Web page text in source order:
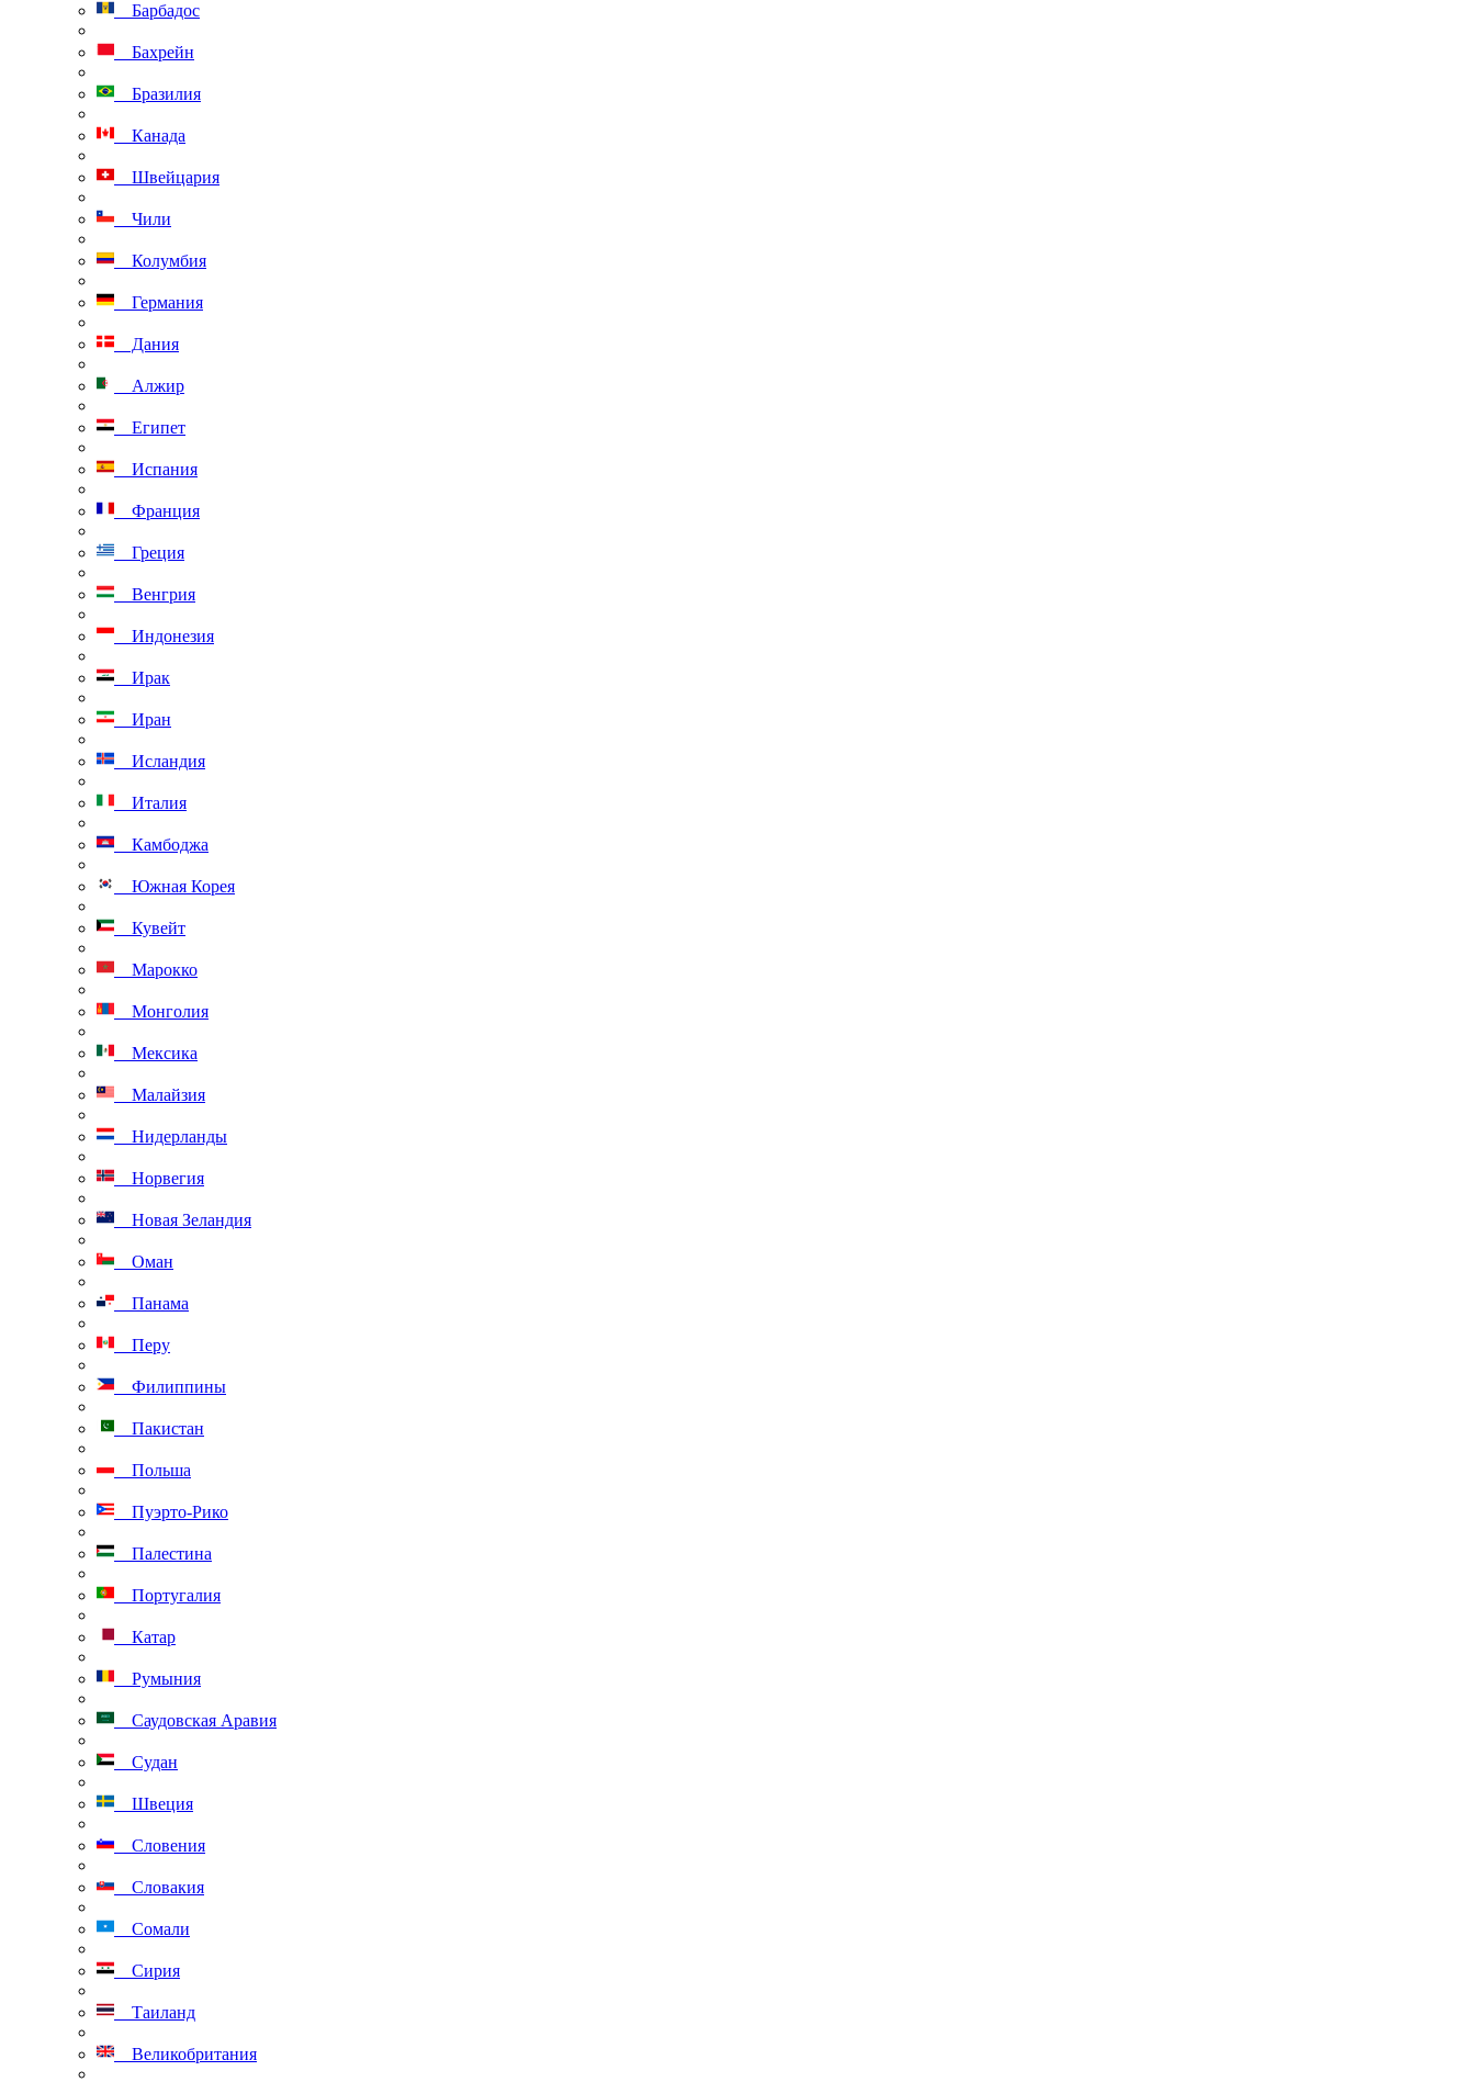
Барбадос
Бахрейн
Бразилия
Канада
Швейцария
Чили
Колумбия
Германия
Дания
Алжир
Египет
Испания
Франция
Греция
Венгрия
Индонезия
Ирак
Иран
Исландия
Италия
Камбоджа
Южная Корея
Кувейт
Марокко
Монголия
Мексика
Малайзия
Нидерланды
Норвегия
Новая Зеландия
Оман
Панама
Перу
Филиппины
Пакистан
Польша
Пуэрто-Рико
Палестина
Португалия
Катар
Румыния
Саудовская Аравия
Судан
Швеция
Словения
Словакия
Сомали
Сирия
Таиланд
Великобритания